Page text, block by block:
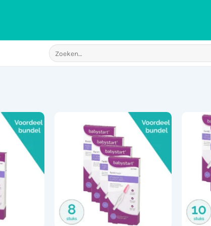
Zoeken
naar: